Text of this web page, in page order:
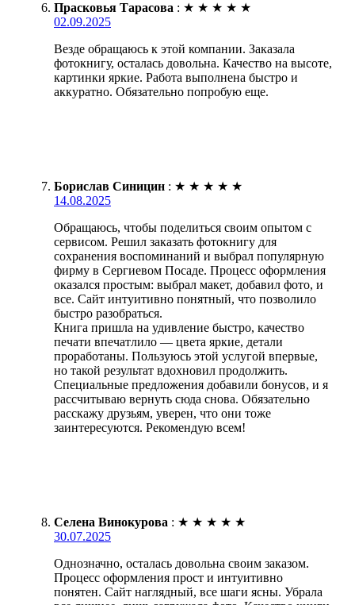
Прасковья Тарасова : ★ ★ ★ ★ ★
02.09.2025
Везде обращаюсь к этой компании. Заказала
фотокнигу, осталась довольна. Качество на высоте,
картинки яркие. Работа выполнена быстро и
аккуратно. Обязательно попробую еще.
Борислав Синицин : ★ ★ ★ ★ ★
14.08.2025
Обращаюсь, чтобы поделиться своим опытом с
сервисом. Решил заказать фотокнигу для
сохранения воспоминаний и выбрал популярную
фирму в Сергиевом Посаде. Процесс оформления
оказался простым: выбрал макет, добавил фото, и
все. Сайт интуитивно понятный, что позволило
быстро разобраться.
Книга пришла на удивление быстро, качество
печати впечатлило — цвета яркие, детали
проработаны. Пользуюсь этой услугой впервые,
но такой результат вдохновил продолжить.
Специальные предложения добавили бонусов, и я
рассчитываю вернуть сюда снова. Обязательно
расскажу друзьям, уверен, что они тоже
заинтересуются. Рекомендую всем!
Селена Винокурова : ★ ★ ★ ★ ★
30.07.2025
Однозначно, осталась довольна своим заказом.
Процесс оформления прост и интуитивно
понятен. Сайт наглядный, все шаги ясны. Убрала